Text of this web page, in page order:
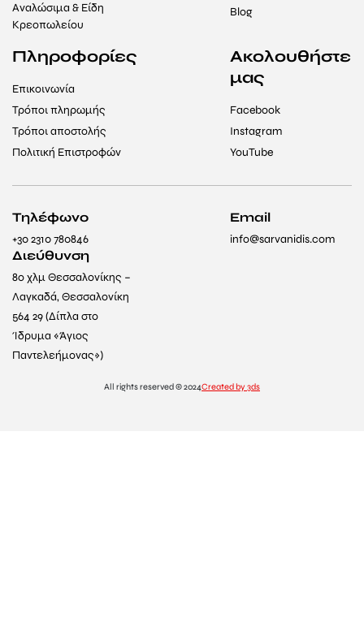
Αναλώσιμα & Είδη
Κρεοπωλείου
Blog
Πληροφορίες
Επικοινωνία
Τρόποι πληρωμής
Τρόποι αποστολής
Πολιτική Επιστροφών
Ακολουθήστε
μας
Facebook
Instagram
YouTube
All rights reserved © 2024Created by 3ds
Τηλέφωνο
+30 2310 780846
Email
info@sarvanidis.com
Διεύθυνση
8ο χλμ Θεσσαλονίκης –
Λαγκαδά, Θεσσαλονίκη
564 29 (Δίπλα στο
Ίδρυμα «Άγιος
Παντελεήμονας»)